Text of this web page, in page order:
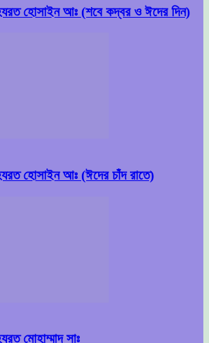
হযরত হোসাইন আঃ (শবে কদ্বর ও ঈদের দিন)
হোসাইন আঃ (ঈদের চাঁদ রাতে)
মোহাম্মাদ সাঃ